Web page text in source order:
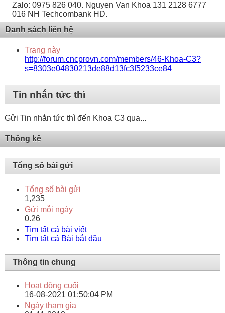
Zalo: 0975 826 040. Nguyen Van Khoa 131 2128 6777
016 NH Techcombank HD.
Danh sách liên hệ
Trang này
http://forum.cncprovn.com/members/46-Khoa-C3?
s=8303e04830213de88d13fc3f5233ce84
Tin nhắn tức thì
Gửi Tin nhắn tức thì đến Khoa C3 qua...
Thống kê
Tổng số bài gửi
Tổng số bài gửi
1,235
Gửi mỗi ngày
0.26
Tìm tất cả bài viết
Tìm tất cả Bài bắt đầu
Thông tin chung
Hoạt động cuối
16-08-2021 01:50:04 PM
Ngày tham gia